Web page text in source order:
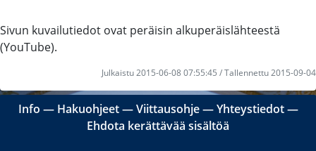
Sivun kuvailutiedot ovat peräisin alkuperäislähteestä
(YouTube).
Julkaistu 2015-06-08 07:55:45 / Tallennettu 2015-09-04
Info ― Hakuohjeet―Viittausohje―Yhteystiedot―
Ehdota kerättävää sisältöä